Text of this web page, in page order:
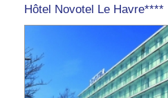
Hôtel Novotel Le Havre****